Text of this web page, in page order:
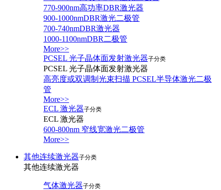
770-900nm高功率DBR激光器
900-1000nmDBR激光二极管
700-740nmDBR激光器
1000-1100nmDBR二极管
More>>
PCSEL 光子晶体面发射激光器子分类
PCSEL 光子晶体面发射激光器
高亮度或双调制光束扫描 PCSEL半导体激光二极
管
More>>
ECL 激光器子分类
ECL 激光器
600-800nm 窄线宽激光二极管
More>>
其他连续激光器子分类
其他连续激光器
气体激光器子分类